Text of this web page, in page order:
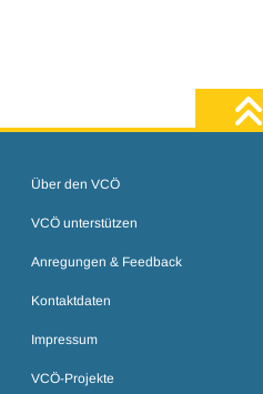
Über den VCÖ
VCÖ unterstützen
Anregungen & Feedback
Kontaktdaten
Impressum
VCÖ-Projekte